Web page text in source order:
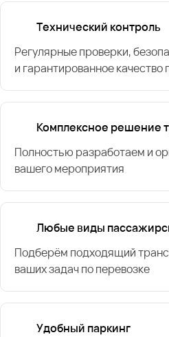
Технический контроль
Регулярные проверки,
и гарантированное качество
Комплексное решение
Полностью разработаем и
вашего мероприятия
Любые виды
Подберём подходящий
ваших задач по перевозке
Удобный паркинг